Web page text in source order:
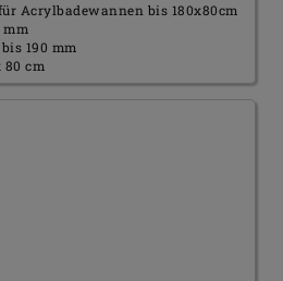
Acrylbadewannen bis 180x80cm
190 mm
80 cm